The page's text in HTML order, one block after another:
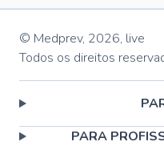
© Medprev, 2026, live
Todos os direitos
PARA